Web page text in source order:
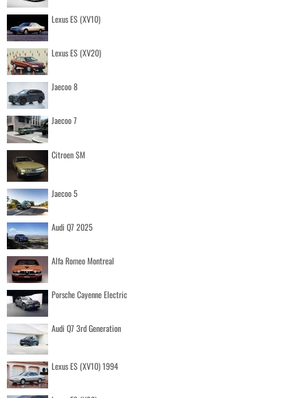
Lexus ES (XV10)
Lexus ES (XV20)
Jaecoo 8
Jaecoo 7
Citroen SM
Jaecoo 5
Audi Q7 2025
Alfa Romeo Montreal
Porsche Cayenne Electric
Audi Q7 3rd Generation
Lexus ES (XV10) 1994